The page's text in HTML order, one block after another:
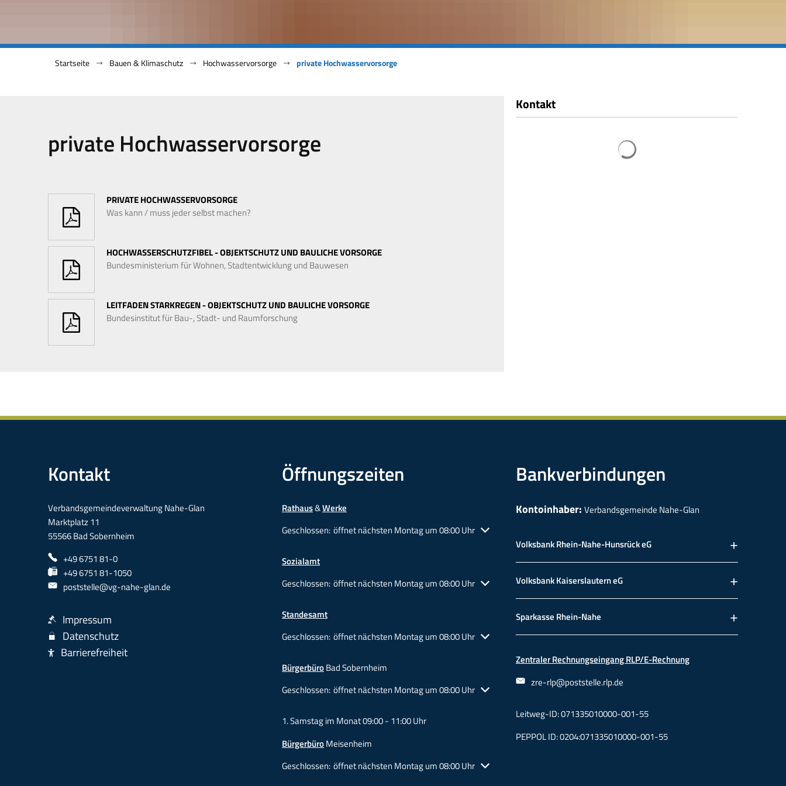
Startseite Bauen & Klimaschutz Hochwasservorsorge private Hochwasservorsorge
Hochwasservorsorge
private Hochwasservorsorge
PRIVATE HOCHWASSERVORSORGE
Was kann / muss jeder selbst machen?
HOCHWASSERSCHUTZFIBEL - OBJEKTSCHUTZ UND BAULICHE VORSORGE
Bundesministerium für Wohnen, Stadtentwicklung und Bauwesen
LEITFADEN STARKREGEN - OBJEKTSCHUTZ UND BAULICHE VORSORGE
Bundesinstitut für Bau-, Stadt- und Raumforschung
Kontakt
Kontakt
Verbandsgemeindeverwaltung Nahe-Glan
Marktplatz 11
55566 Bad Sobernheim
+49 6751 81-0
+49 6751 81-1050
poststelle@vg-nahe-glan.de
Impressum
Datenschutz
Barrierefreiheit
Öffnungszeiten
Rathaus&Werke
Klicken, um weitere Öffnungs- oder Schließzeiten auszublenden
Geschlossen: öffnet nächsten Montag um 08:00 Uhr
Sozialamt
Klicken, um weitere Öffnungs- oder Schließzeiten auszublenden
Geschlossen: öffnet nächsten Montag um 08:00 Uhr
Standesamt
Klicken, um weitere Öffnungs- oder Schließzeiten auszublenden
Geschlossen: öffnet nächsten Montag um 08:00 Uhr
BürgerbüroBad Sobernheim
Klicken, um weitere Öffnungs- oder Schließzeiten auszublenden
Geschlossen: öffnet nächsten Montag um 08:00 Uhr
1. Samstag im Monat 09:00 - 11:00 Uhr
BürgerbüroMeisenheim
Klicken, um weitere Öffnungs- oder Schließzeiten auszublenden
Geschlossen: öffnet nächsten Montag um 08:00 Uhr
Bankverbindungen
Kontoinhaber: Verbandsgemeinde Nahe-Glan
Volksbank Rhein-Nahe-Hunsrück eG
Volksbank Kaiserslautern eG
Sparkasse Rhein-Nahe
Zentraler Rechnungseingang RLP/E-Rechnung
zre-rlp@poststelle.rlp.de
Leitweg-ID: 071335010000-001-55
PEPPOL ID: 0204:071335010000-001-55